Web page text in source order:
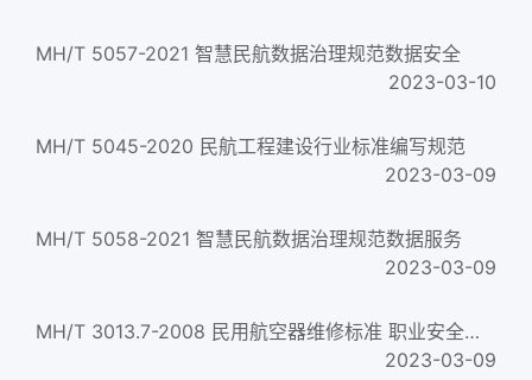
MH/T 5057-2021 智慧民航数据治理规范数据安全
2023-03-10
MH/T 5045-2020 民航工程建设行业标准编写规范
2023-03-09
MH/T 5058-2021 智慧民航数据治理规范数据服务
2023-03-09
MH/T 3013.7-2008 民用航空器维修标准 职业安全健康 第7部分：职业卫生管理规则
2023-03-09